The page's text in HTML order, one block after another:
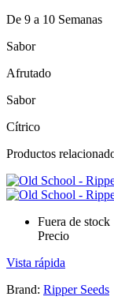
De 9 a 10 Semanas
Sabor
Afrutado
Sabor
Cítrico
Productos
Fuera de stock
Precio
Vista rápida
Brand: Ripper Seeds